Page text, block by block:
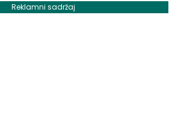
Reklamni sadržaj